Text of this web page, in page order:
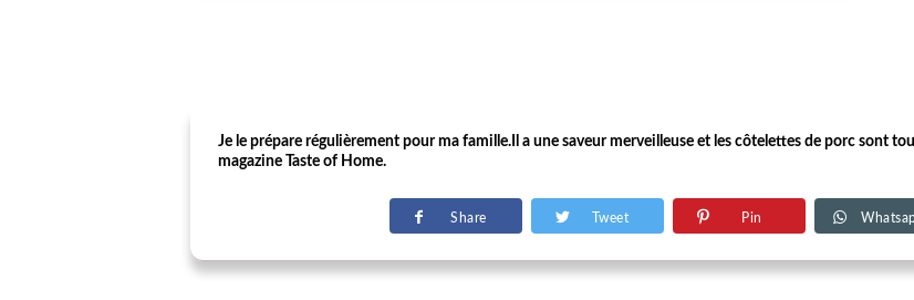
Je le prépare régulièrement pour ma famille.Il a une saveur merveilleuse et les côtelettes de porc sont
magazine Taste of Home.
Share Tweet Pin